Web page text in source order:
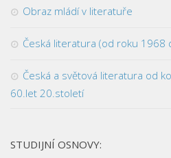
Obraz mládí v literatuře
Česká literatura (od roku 1968
Česká a světová literatura od
60.let 20.století
STUDIJNÍ OSNOVY: